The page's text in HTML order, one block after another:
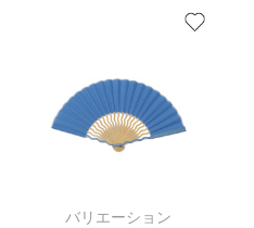
バリエーション